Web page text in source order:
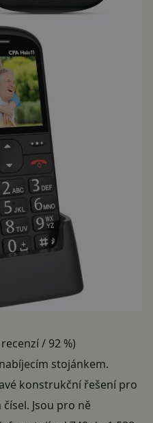
/ 92 %)
stojánkem.
konstrukční řešení pro
Jsou pro ně